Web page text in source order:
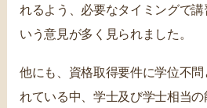
れるよう、必要なタイミングで
いう意見が多く見られました。
他にも、資格取得要件に学位不
れている中、学士及び学士相当